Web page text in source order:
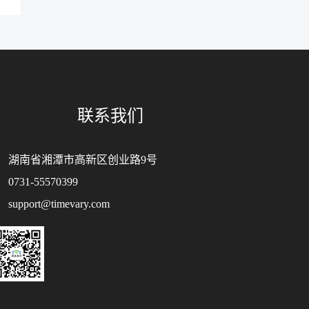
联系我们
湖南省湘潭市高新区创业路9号
0731-55570399
support@timevary.com